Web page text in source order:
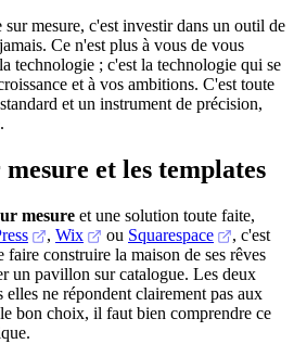
mesure, c'est investir dans un outil de
Ce n'est plus à vous de vous
technologie ; c'est la technologie qui se
et à vos ambitions. C'est toute
et un instrument de précision,
et les templates
mesure et une solution toute faite,
, Wix ou Squarespace
, c'est
faire construire la maison de ses rêves
un pavillon sur catalogue. Les deux
ne répondent clairement pas aux
bon choix, il faut bien comprendre ce